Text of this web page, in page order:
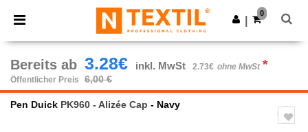
× Ntextil App
Bessere Preise in der App!
App holen
0
Bereits ab 3.28€ inkl. MwSt 2.73€ ohne MwSt *
Öffentlicher Preis 6,00 €
Pen Duick PK960 - Alizée Cap - Navy